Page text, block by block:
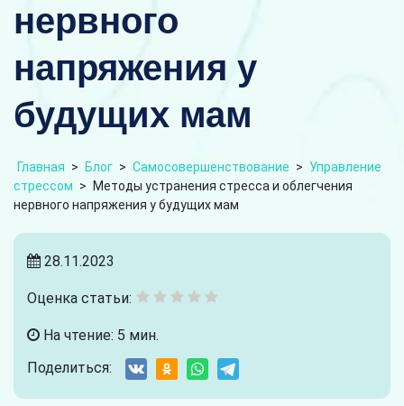
нервного
напряжения у
будущих мам
Главная > Блог > Самосовершенствование > Управление
стрессом >
Методы устранения стресса и облегчения
нервного напряжения у будущих мам
28.11.2023
Оценка статьи:
На чтение: 5 мин.
Поделиться: